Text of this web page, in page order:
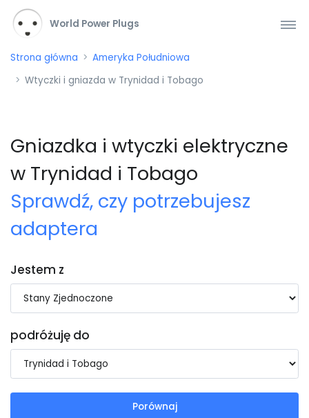
World Power Plugs
Strona główna
Ameryka Południowa
Wtyczki i gniazda w Trynidad i Tobago
Gniazdka i wtyczki elektryczne
w Trynidad i Tobago
Sprawdź, czy potrzebujesz
adaptera
Jestem z
podróżuję do
Porównaj